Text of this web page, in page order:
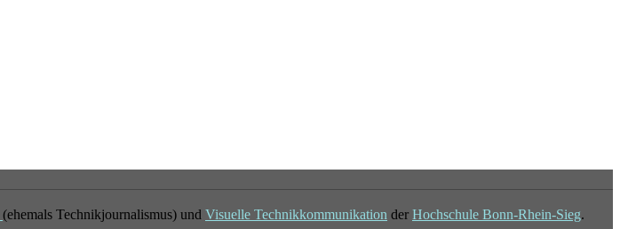
(ehemals Technikjournalismus) und Visuelle Technikkommunikation der Hochschule Bonn-Rhein-Sieg.